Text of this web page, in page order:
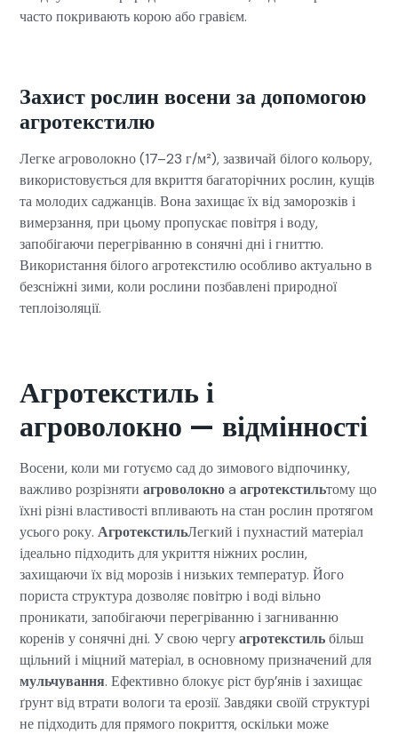
часто покривають корою або гравієм.
Захист рослин восени за допомогою
агротекстилю
Легке агроволокно (17–23 г/м²), зазвичай білого кольору,
використовується для вкриття багаторічних рослин, кущів
та молодих саджанців. Вона захищає їх від заморозків і
вимерзання, при цьому пропускає повітря і воду,
запобігаючи перегріванню в сонячні дні і гниттю.
Використання білого агротекстилю особливо актуально в
безсніжні зими, коли рослини позбавлені природної
теплоізоляції.
Агротекстиль і
агроволокно — відмінності
Восени, коли ми готуємо сад до зимового відпочинку,
важливо розрізнятиагроволокноaагротекстильтому що
їхні різні властивості впливають на стан рослин протягом
усього року.АгротекстильЛегкий і пухнастий матеріал
ідеально підходить для укриття ніжних рослин,
захищаючи їх від морозів і низьких температур. Його
пориста структура дозволяє повітрю і воді вільно
проникати, запобігаючи перегріванню і загниванню
коренів у сонячні дні. У свою чергуагротекстильбільш
щільний і міцний матеріал, в основному призначений для
мульчування. Ефективно блокує ріст бур’янів і захищає
ґрунт від втрати вологи та ерозії. Завдяки своїй структурі
не підходить для прямого покриття, оскільки може